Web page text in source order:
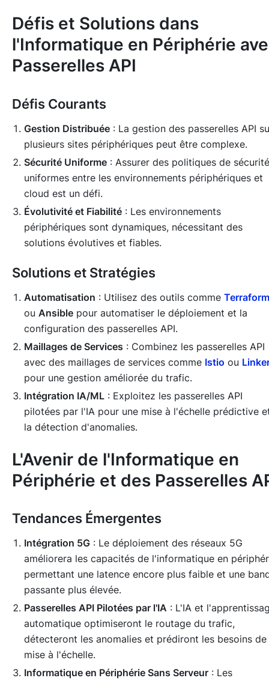
Défis et Solutions dans
l'Informatique en Périphérie
Passerelles API
Défis Courants
Gestion Distribuée : La gestion des passerelles API
plusieurs sites périphériques peut être complexe.
Sécurité Uniforme : Assurer des politiques de sécurité
uniformes entre les environnements périphériques et
cloud est un défi.
Évolutivité et Fiabilité : Les environnements
périphériques sont dynamiques, nécessitant des
solutions évolutives et fiables.
Solutions et Stratégies
Automatisation : Utilisez des outils comme Terraform
ou Ansible pour automatiser le déploiement et la
configuration des passerelles API.
Maillages de Services : Combinez les passerelles API
avec des maillages de services comme Istio ou
pour une gestion améliorée du trafic.
Intégration IA/ML : Exploitez les passerelles API
pilotées par l'IA pour une mise à l'échelle prédictive
la détection d'anomalies.
L'Avenir de l'Informatique en
Périphérie et des Passerelles
Tendances Émergentes
Intégration 5G : Le déploiement des réseaux 5G
améliorera les capacités de l'informatique en
permettant une latence encore plus faible et une
passante plus élevée.
Passerelles API Pilotées par l'IA : L'IA et
automatique optimiseront le routage du trafic,
détecteront les anomalies et prédiront les besoins de
mise à l'échelle.
Informatique en Périphérie Sans Serveur : Les